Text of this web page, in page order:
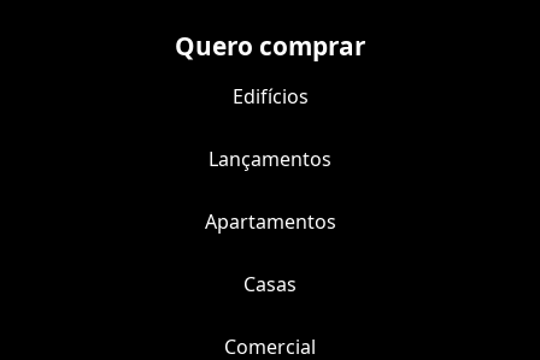
Quero comprar
Edifícios
Lançamentos
Apartamentos
Casas
Comercial